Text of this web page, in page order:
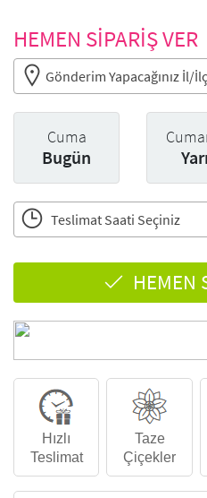
HEMEN SİPARİŞ VER
Gönderim Yapacağınız İl/
Cuma
Bugün
Teslimat Saati Seçiniz
HEMEN
Hızlı
Teslimat
Taze
Çiçekler